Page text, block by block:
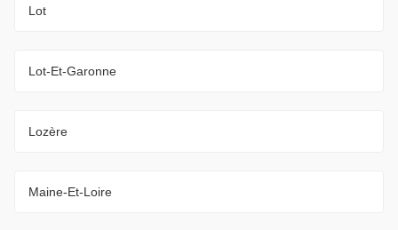
Lot
Lot-Et-Garonne
Lozère
Maine-Et-Loire